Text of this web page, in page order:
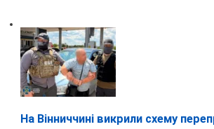
На Вінниччині викрили схему